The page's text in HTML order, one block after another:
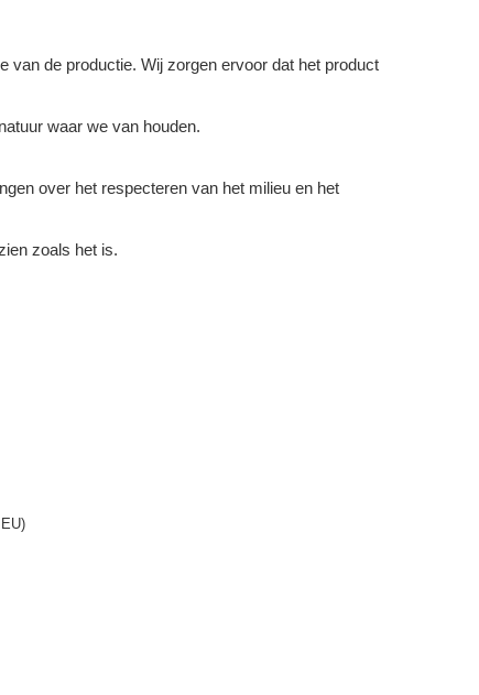
van de productie. Wij zorgen ervoor dat het product
waar we van houden.
over het respecteren van het milieu en het
zoals het is.